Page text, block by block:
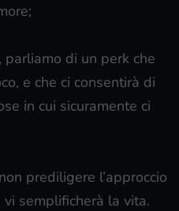
parliamo di un perk che
e che ci consentirà di
in cui sicuramente ci
prediligere l’approccio
semplificherà la vita.